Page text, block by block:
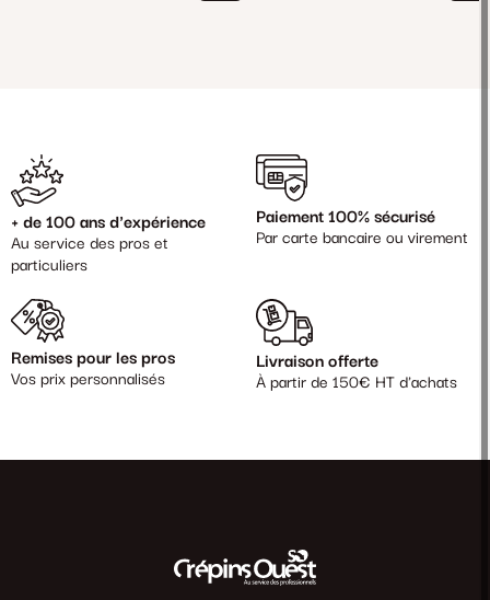
+ de 100 ans d'expérience
Au service des pros et
particuliers
Paiement 100% sécurisé
Par carte bancaire ou virement
Remises pour les pros
Vos prix personnalisés
Livraison offerte
À partir de 150€ HT d'achats